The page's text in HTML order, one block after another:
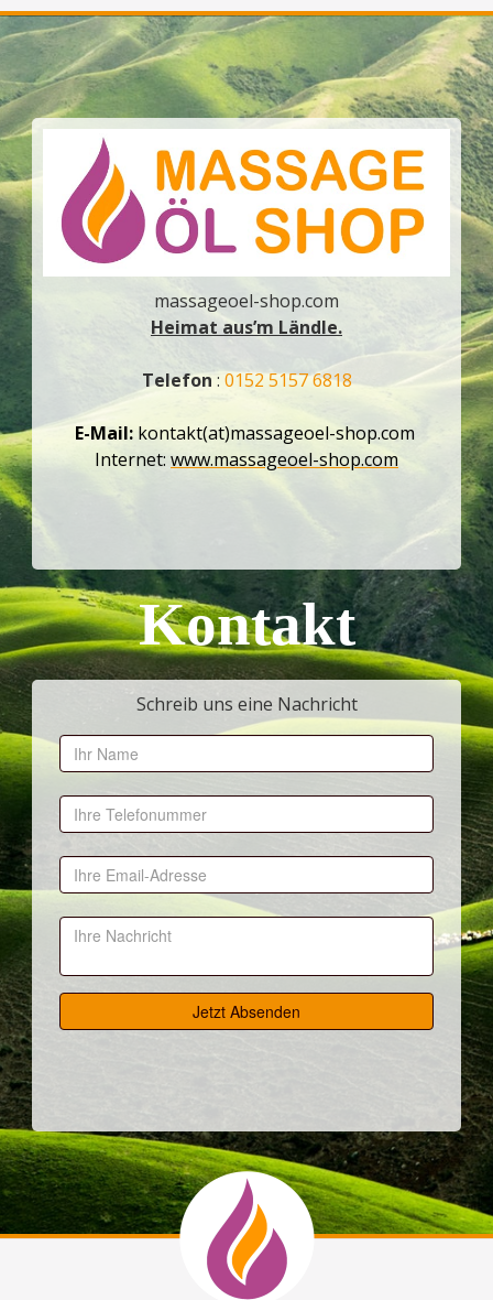
massageoel-shop.com
Heimat aus’m Ländle.
Telefon: 0152 5157 6818
E-Mail: kontakt(at)massageoel-shop.com
Internet: www.massageoel-shop.com
Kontakt
Schreib uns eine Nachricht